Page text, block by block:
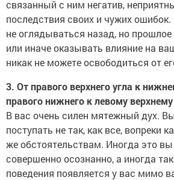
связанный с ним негатив,
последствия своих и чужих
не оглядываться назад, но
или иначе оказывать влияние на
никак не можете освободиться от
3. От правого верхнего угла к
правого нижнего к левому верхнему
В вас очень силен мятежный дух.
поступать не так, как все, вопреки
же обстоятельствам. Иногда это вы
совершенно осознанно, а иногда
поведения появляется у вас мимо